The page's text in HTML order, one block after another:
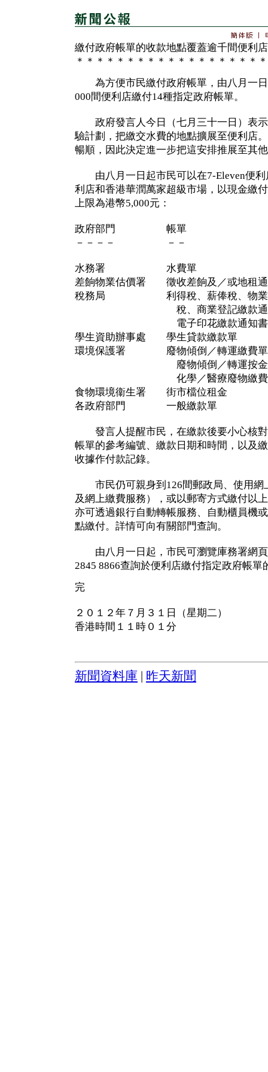
繳付政府帳單的收款地點覆蓋逾千間便利店
＊＊＊＊＊＊＊＊＊＊＊＊＊＊＊＊＊＊＊
為方便市民繳付政府帳單，由八月一日
000間便利店繳付14種指定政府帳單。
政府發言人今日（七月三十一日）表示
驗計劃，把繳交水費的地點擴展至便利店
暢順，因此決定進一步把這安排推展至其
由八月一日起市民可以在7-Eleven便利
利店和香港華潤萬家超級市場，以現金繳
上限為港幣5,000元：
政府部門 帳單
－－－－ －－
水務署 水費單
差餉物業估價署 徵收差餉及／或地租
稅務局 利得稅、薪俸稅、物業稅
稅、商業登記繳款通知
電子印花繳款通知書
學生資助辦事處 學生貸款繳款單
環境保護署 廢物傾倒／轉運繳費單
廢物傾倒／轉運按金繳
化學／醫療廢物繳費
食物環境衞生署 街市檔位租金
各政府部門 一般繳款單
發言人提醒市民，在繳款後要小心核對
帳單的參考編號、繳款日期和時間，以及
收據作付款記錄。
市民仍可親身到126間郵政局、使用網
及網上繳費服務），或以郵寄方式繳付以
亦可透過銀行自動轉帳服務、自動櫃員機
點繳付。詳情可向有關部門查詢。
由八月一日起，市民可瀏覽庫務署網頁
2845 8866查詢於便利店繳付指定政府帳單
完
２０１２年７月３１日（星期二）
香港時間１１時０１分
新聞資料庫 昨天新聞